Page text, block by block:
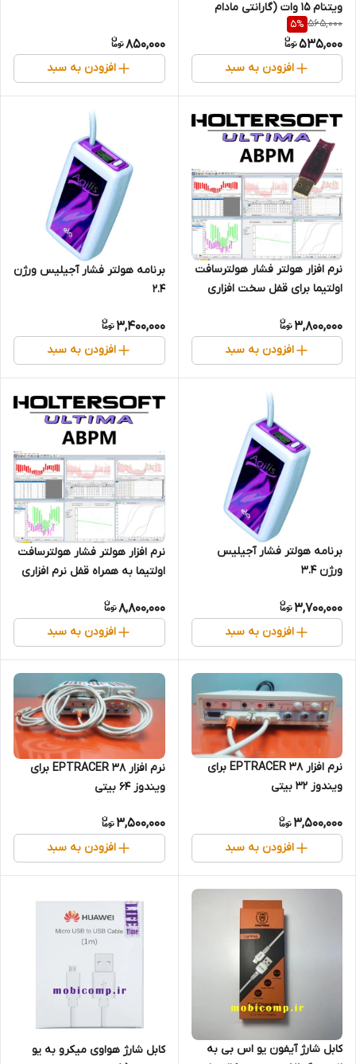
ویتنام 15 وات (گارانتی مادام
2A/9V-1.67A
565,000
5%
535,000
افزودن به سبد
850,000
افزودن به سبد
نرم افزار هولتر فشار هولترسافت
اولتیما برای قفل سخت افزاری
Integra Access, Vista, Vista
O2, Vista Access, Vista Plus,
Diasys Plus)
3,800,000
افزودن به سبد
برنامه هولتر فشار آجیلیس ورژن
2.4
3,400,000
افزودن به سبد
برنامه هولتر فشار آجیلیس
ورژن 3.4
3,700,000
افزودن به سبد
نرم افزار هولتر فشار هولترسافت
اولتیما به همراه قفل نرم افزاری
Integra Access, Vista, Vista
O2, Vista Access, Vista Plus,
Diasys Plus)
8,800,000
افزودن به سبد
نرم افزار EPTRACER 38 برای
ویندوز 32 بیتی
3,500,000
افزودن به سبد
نرم افزار EPTRACER 38 برای
ویندوز ۶۴ بیتی
3,500,000
افزودن به سبد
کابل شارژ آیفون یو اس بی به
کابل شارژ هواوی میکرو به یو